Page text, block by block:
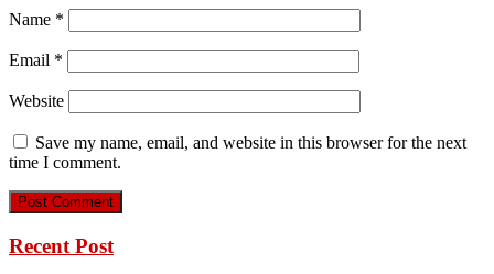
Name *
Email *
Website
Save my name, email, and website in this browser for the next
time I comment.
Recent Post